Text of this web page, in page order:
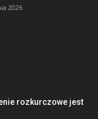
2026
rozkurczowe jest